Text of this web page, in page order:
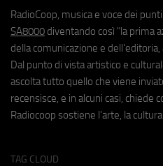
RadioCoop, musica e voce dei
SA8000 diventando così "la prima
della comunicazione e
Dal punto di vista artistico e
ascolta tutto quello che viene
recensisce, e in alcuni casi, chiede
Radiocoop sostiene l'arte, la
TAG CLOUD